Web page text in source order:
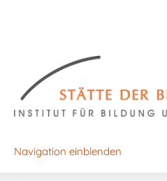
Navigation einblenden